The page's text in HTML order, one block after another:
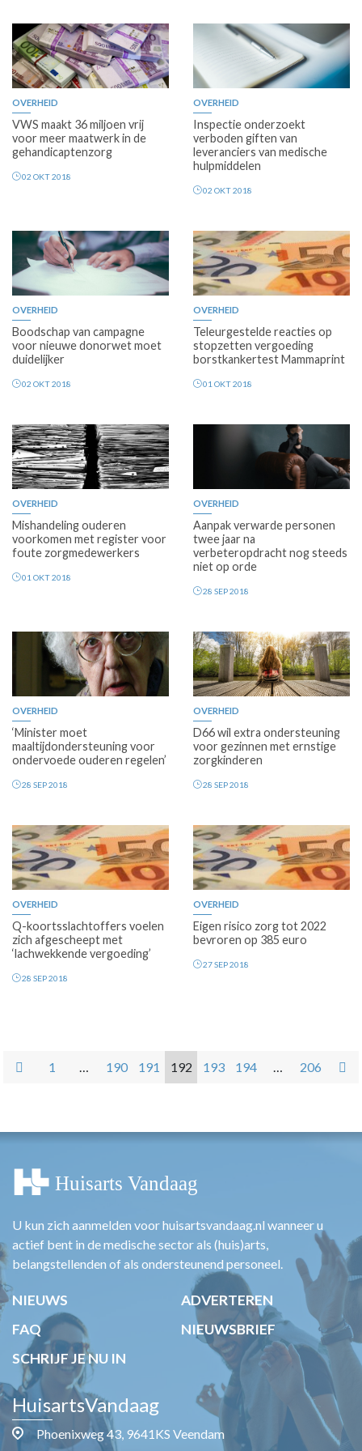
OVERHEID
VWS maakt 36 miljoen vrij
voor meer maatwerk in de
gehandicaptenzorg
02 OKT 2018
OVERHEID
Inspectie onderzoekt
verboden giften van
leveranciers van medische
hulpmiddelen
02 OKT 2018
OVERHEID
Boodschap van campagne
voor nieuwe donorwet moet
duidelijker
02 OKT 2018
OVERHEID
Teleurgestelde reacties op
stopzetten vergoeding
borstkankertest Mammaprint
01 OKT 2018
OVERHEID
Mishandeling ouderen
voorkomen met register voor
foute zorgmedewerkers
01 OKT 2018
OVERHEID
Aanpak verwarde personen
twee jaar na
verbeteropdracht nog steeds
niet op orde
28 SEP 2018
OVERHEID
‘Minister moet
maaltijdondersteuning voor
ondervoede ouderen regelen’
28 SEP 2018
OVERHEID
D66 wil extra ondersteuning
voor gezinnen met ernstige
zorgkinderen
28 SEP 2018
OVERHEID
Q-koortsslachtoffers voelen
zich afgescheept met
‘lachwekkende vergoeding’
28 SEP 2018
OVERHEID
Eigen risico zorg tot 2022
bevroren op 385 euro
27 SEP 2018
1 … 190 191 192 193 194 … 206
U kun zich aanmelden voor huisartsvandaag.nl wanneer u
actief bent in de medische sector als (huis)arts,
belangstellenden of als ondersteunend personeel.
NIEUWS
ADVERTEREN
FAQ
NIEUWSBRIEF
SCHRIJF JE NU IN
HuisartsVandaag
Phoenixweg 43, 9641KS Veendam